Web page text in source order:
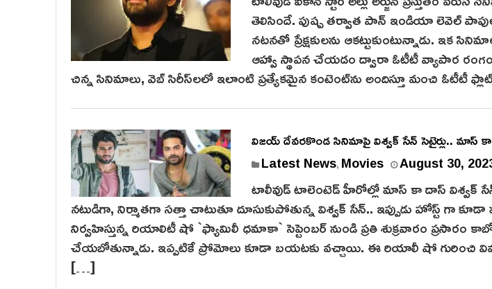
తెలిసిందే. పుష్ప తర్వాత పాన్ ఇండియా లెవెల్
నటనతో ప్రేక్షకులను ఆకట్టుకుంటున్నాడు. ఇక
ఆహ్వా స్థాపన చేయడం ద్వారా ఓటీటీ వ్యాపార
చిన్న సినిమాలు, వెబ్ సిరీస్‌ల‌లో ఇలాంటి ప్రత్యేకమైన కంటెంట్‌ను అందిస్తూ మంచి ఓటీటీ
విజ‌య్ దేవ‌ర‌కొండ సినిమాపై విశ్వ‌క్ సేన్ సెటైర్లు.. మాస్
Latest News, Movies August 30,
టాలీవుడ్ టాలెంటెడ్ హీరోల్లో మాస్ కా దాస్ విశ్వ‌క్ సేన్
న‌టుడిగా, నిర్మాత‌గా స‌త్తా చాటుతూ దూసుకుపోతున్న విశ్వ‌క్ సేన్‌.. ఇప్పుడు హోస్ట్ గా
నిర్వహిస్తున్న రియాలిటీ షో `ఫ్యామిలీ ధమాకా` సెప్టెంబర్‌ నుండి ప్రతి శుక్రవారం ప్రసారం
చేయ‌బోతున్నాడు. ఇప్ప‌టికే ప్రోమోలు కూడా బ‌య‌ట‌కు వ‌చ్చాయి. ఈ రియాలీ షో గురించి
[…]